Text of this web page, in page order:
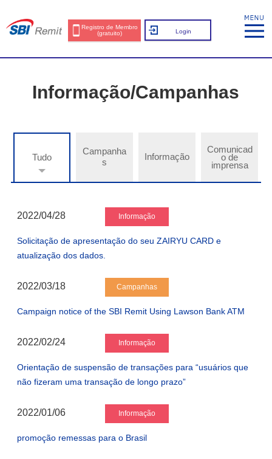
Registro de Membro
(gratuito)
Login
Informação/Campanhas
Tudo
Campanha
s
Informação
Comunicad
o de
imprensa
2022/04/28 Informação
Solicitação de apresentação do seu ZAIRYU CARD e
atualização dos dados.
2022/03/18 Campanhas
Campaign notice of the SBI Remit Using Lawson Bank ATM
2022/02/24 Informação
Orientação de suspensão de transações para “usuários que
não fizeram uma transação de longo prazo”
2022/01/06 Informação
promoção remessas para o Brasil